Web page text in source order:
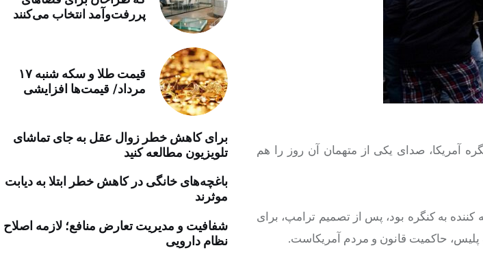
آمریکا، صدای یکی از متهمان آن روز را هم
به کنگره بود، پس از تصمیم ترامپ، برای
پررفت‌وآمد انتخاب می‌کنند
قیمت طلا و سکه شنبه ۱۷
مرداد/ قیمت‌ها افزایشی
برای کاهش خطر زوال عقل به جای تماشای
تلویزیون مطالعه کنید
باغچه‌های خانگی در کاهش خطر ابتلا به دیابت
موثرند
شفافیت و مدیریت تعارض منافع؛ لازمه اصلاح
نظام دارویی